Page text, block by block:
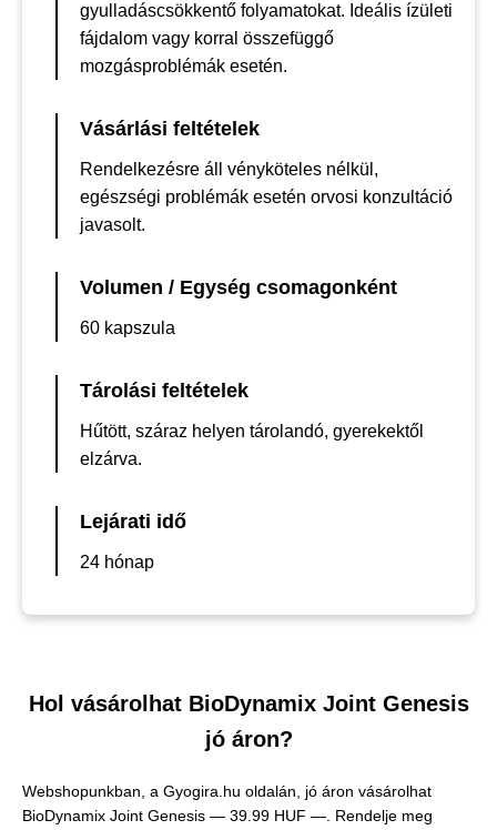
gyulladáscsökkentő folyamatokat. Ideális ízületi
fájdalom vagy korral összefüggő
mozgásproblémák esetén.
Vásárlási feltételek
Rendelkezésre áll vényköteles nélkül,
egészségi problémák esetén orvosi konzultáció
javasolt.
Volumen / Egység csomagonként
60 kapszula
Tárolási feltételek
Hűtött, száraz helyen tárolandó, gyerekektől
elzárva.
Lejárati idő
24 hónap
Hol vásárolhat BioDynamix Joint Genesis
jó áron?
Webshopunkban, a Gyogira.hu oldalán, jó áron vásárolhat
BioDynamix Joint Genesis — 39.99 HUF — . Rendelje meg